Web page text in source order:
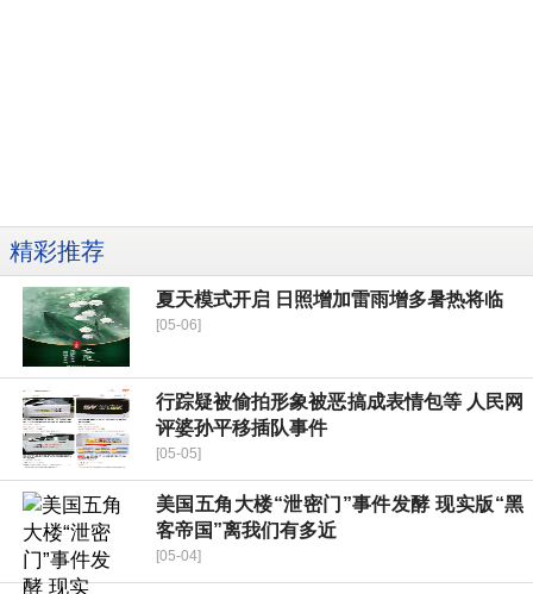
精彩推荐
夏天模式开启 日照增加雷雨增多暑热将临
[05-06]
行踪疑被偷拍形象被恶搞成表情包等 人民网
评婆孙平移插队事件
[05-05]
美国五角大楼“泄密门”事件发酵 现实版“黑
客帝国”离我们有多近
[05-04]